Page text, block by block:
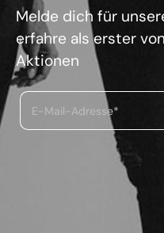
Melde dich für
erfahre als erster
Aktionen
E-Mail-Adresse*